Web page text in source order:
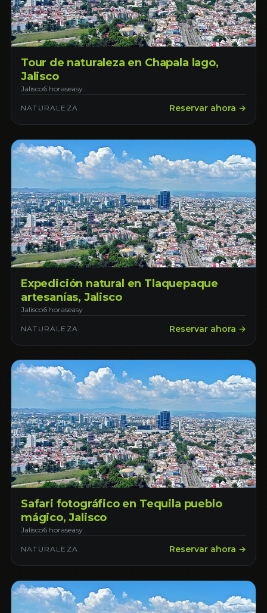
Tour de naturaleza en Chapala lago,
Jalisco
Jalisco6 horaseasy
NATURALEZA Reservar ahora →
Expedición natural en Tlaquepaque
artesanías, Jalisco
Jalisco6 horaseasy
NATURALEZA Reservar ahora →
Safari fotográfico en Tequila pueblo
mágico, Jalisco
Jalisco6 horaseasy
NATURALEZA Reservar ahora →